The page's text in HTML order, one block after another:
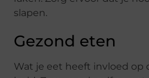
slapen.
Gezond eten
Wat je eet heeft invloed op